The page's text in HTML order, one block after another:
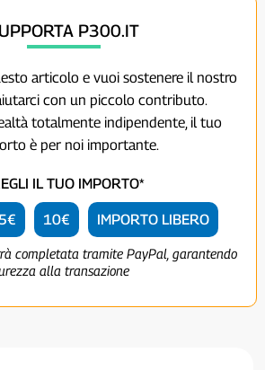
P300.IT
articolo e vuoi sostenere il nostro
con un piccolo contributo.
totalmente indipendente, il tuo
è per noi importante.
IL TUO IMPORTO*
10€ IMPORTO LIBERO
completata tramite PayPal, garantendo
alla transazione